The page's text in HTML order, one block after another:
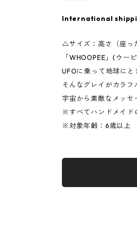
International
△サイズ：高さ（座っ
「WHOOPEE」(ウー
UFOに乗って地球に
そんなグレイがカラフ
宇宙から素敵なメッ
※すべてハンドメイド
※対象年齢：6歳以上